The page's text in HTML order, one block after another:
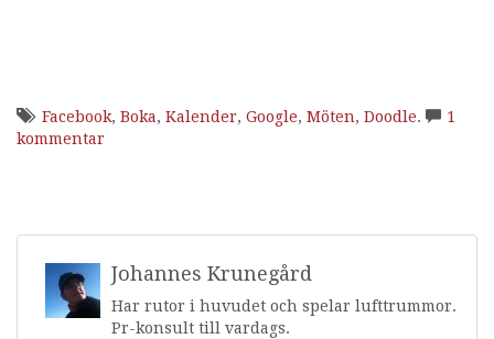
Facebook, Boka, Kalender, Google, Möten, Doodle.
1
kommentar
Johannes Krunegård
Har rutor i huvudet och spelar lufttrummor.
Pr-konsult till vardags.